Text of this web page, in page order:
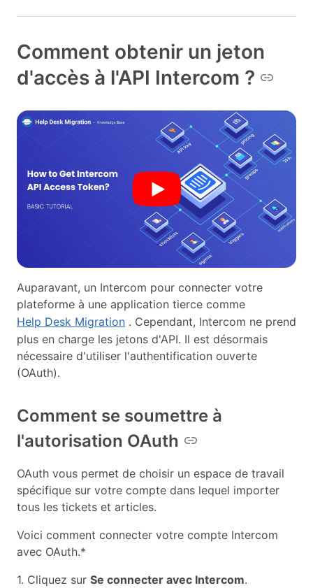
Comment obtenir un jeton
d'accès à l'API Intercom ?
Auparavant, un Intercom pour connecter votre
plateforme à une application tierce comme
Help Desk Migration . Cependant, Intercom ne prend
plus en charge les jetons d'API. Il est désormais
nécessaire d'utiliser l'authentification ouverte
(OAuth).
Comment se soumettre à
l'autorisation OAuth
OAuth vous permet de choisir un espace de travail
spécifique sur votre compte dans lequel importer
tous les tickets et articles.
Voici comment connecter votre compte Intercom
avec OAuth.*
1. Cliquez sur Se connecter avec Intercom.